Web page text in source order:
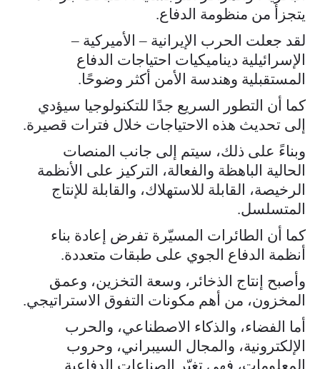
يتجزأ من منظومة الدفاع.
لقد جعلت الحرب الإيرانية – الأميركية –
الإسرائيلية ديناميكيات احتياجات الدفاع
المستقبلية وهندسة الأمن أكثر وضوحًا.
كما أن التطور السريع جدًا للتكنولوجيا سيؤدي
إلى تحديث هذه الاحتياجات خلال فترات قصيرة.
وبناءً على ذلك، سيتم إلى جانب المنصات
الحالية الباهظة والفعالة، التركيز على الأنظمة
الرخيصة، القابلة للاستهلاك، والقابلة للإنتاج
المتسلسل.
كما أن الطائرات المسيّرة تفرض إعادة بناء
أنظمة الدفاع الجوي على طبقات متعددة.
وأصبح إنتاج الذخائر، وسعة التخزين، وعمق
المخزون، من أهم مكونات التفوق الاستراتيجي.
أما الفضاء، والذكاء الاصطناعي، والحرب
الإلكترونية، والمجال السيبراني، وحروب
المعلومات، فهي تغيّر الصناعات الدفاعية